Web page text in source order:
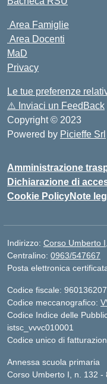
Area Famiglie
Area Docenti
MaD
Privacy
Le tue preferenze
⚠️ Inviaci un FeedBack
Copyright © 2023
Powered by Picieffe Srl
Amministrazione
Dichiarazione di
Cookie PolicyNote
Indirizzo: Corso Umberto
Centralino: 0963/547667
Posta elettronica
Codice fiscale:
Codice meccanografico:
Codice Indice delle
istsc_vvvc010001
Codice unico di
Annessa scuola primaria
Corso Umberto I, n. 132 -